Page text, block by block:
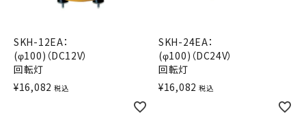
流線型
SKH-12EA：
(φ100)（DC12V）
回転灯
¥16,082 税込
SKH-24EA：
(φ100)（DC24V）
回転灯
¥16,082 税込